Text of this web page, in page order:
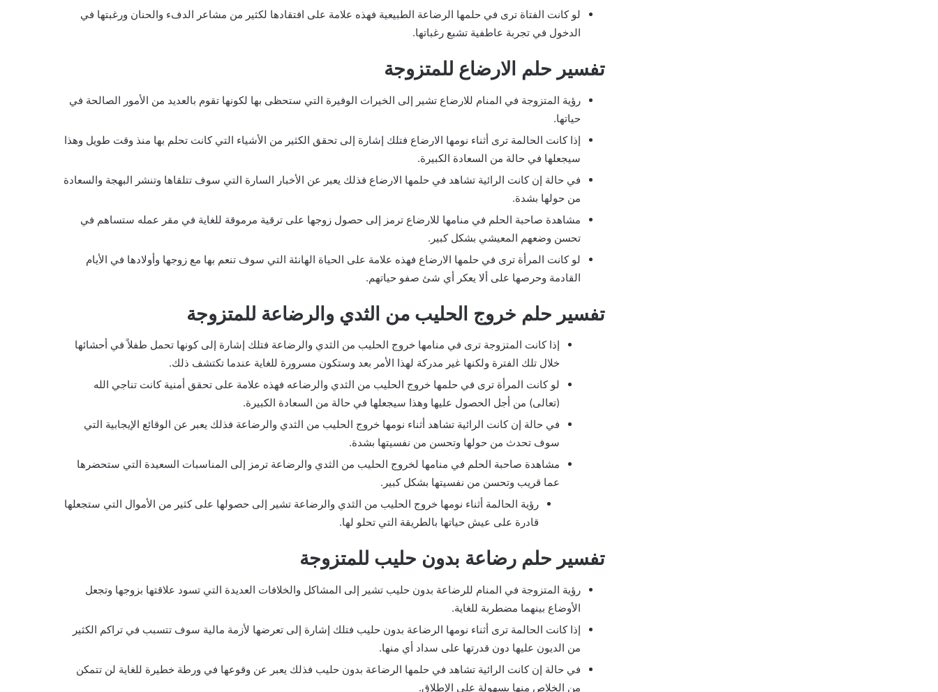
لو كانت الفتاة ترى في حلمها الرضاعة الطبيعية فهذه علامة على افتقادها لكثير من مشاعر الدفء والحنان ورغبتها في
الدخول في تجربة عاطفية تشبع رغباتها.
تفسير حلم الارضاع للمتزوجة
رؤية المتزوجة في المنام للارضاع تشير إلى الخيرات الوفيرة التي ستحظى بها لكونها تقوم بالعديد من الأمور الصالحة في
حياتها.
إذا كانت الحالمة ترى أثناء نومها الارضاع فتلك إشارة إلى تحقق الكثير من الأشياء التي كانت تحلم بها منذ وقت طويل وهذا
سيجعلها في حالة من السعادة الكبيرة.
في حالة إن كانت الرائية تشاهد في حلمها الارضاع فذلك يعبر عن الأخبار السارة التي سوف تتلقاها وتنشر البهجة والسعادة
من حولها بشدة.
مشاهدة صاحبة الحلم في منامها للارضاع ترمز إلى حصول زوجها على ترقية مرموقة للغاية في مقر عمله ستساهم في
تحسن وضعهم المعيشي بشكل كبير.
لو كانت المرأة ترى في حلمها الارضاع فهذه علامة على الحياة الهانئة التي سوف تنعم بها مع زوجها وأولادها في الأيام
القادمة وحرصها على ألا يعكر أي شئ صفو حياتهم.
تفسير حلم خروج الحليب من الثدي والرضاعة للمتزوجة
إذا كانت المتزوجة ترى في منامها خروج الحليب من الثدي والرضاعة فتلك إشارة إلى كونها تحمل طفلاً في أحشائها
خلال تلك الفترة ولكنها غير مدركة لهذا الأمر بعد وستكون مسرورة للغاية عندما تكتشف ذلك.
لو كانت المرأة ترى في حلمها خروج الحليب من الثدي والرضاعه فهذه علامة على تحقق أمنية كانت تناجي الله
(تعالى) من أجل الحصول عليها وهذا سيجعلها في حالة من السعادة الكبيرة.
في حالة إن كانت الرائية تشاهد أثناء نومها خروج الحليب من الثدي والرضاعة فذلك يعبر عن الوقائع الإيجابية التي
سوف تحدث من حولها وتحسن من نفسيتها بشدة.
مشاهدة صاحبة الحلم في منامها لخروج الحليب من الثدي والرضاعة ترمز إلى المناسبات السعيدة التي ستحضرها
عما قريب وتحسن من نفسيتها بشكل كبير.
رؤية الحالمة أثناء نومها خروج الحليب من الثدي والرضاعة تشير إلى حصولها على كثير من الأموال التي ستجعلها
قادرة على عيش حياتها بالطريقة التي تحلو لها.
تفسير حلم رضاعة بدون حليب للمتزوجة
رؤية المتزوجة في المنام للرضاعة بدون حليب تشير إلى المشاكل والخلافات العديدة التي تسود علاقتها بزوجها وتجعل
الأوضاع بينهما مضطربة للغاية.
إذا كانت الحالمة ترى أثناء نومها الرضاعة بدون حليب فتلك إشارة إلى تعرضها لأزمة مالية سوف تتسبب في تراكم الكثير
من الديون عليها دون قدرتها على سداد أي منها.
في حالة إن كانت الرائية تشاهد في حلمها الرضاعة بدون حليب فذلك يعبر عن وقوعها في ورطة خطيرة للغاية لن تتمكن
من الخلاص منها بسهولة على الإطلاق.